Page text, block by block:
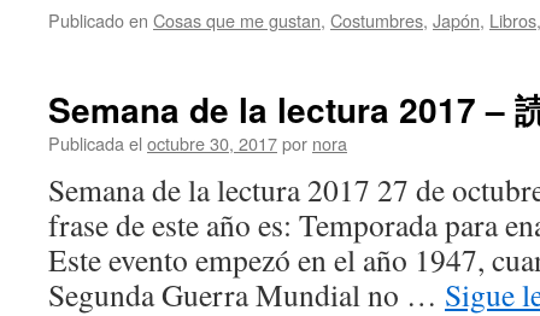
Publicado en Cosas que me gustan, Costumbres, Japón, Libros
Semana de la lectura 2017 –
Publicada el octubre 30, 2017por nora
Semana de la lectura 2017 27 de
frase de este año es: Temporada para
Este evento empezó en el año 1947,
Segunda Guerra Mundial no … Sigue